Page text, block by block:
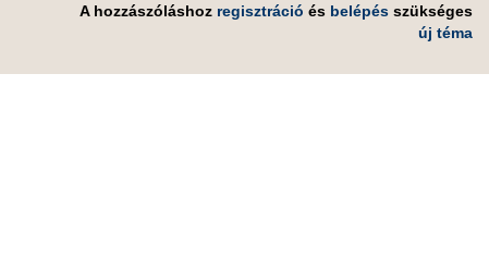
A hozzászóláshoz regisztráció és belépésszükséges
új téma